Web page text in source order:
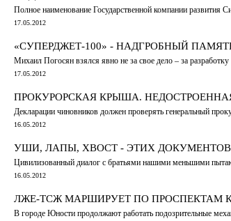
Полное наименование Государственной компании
17.05.2012
«СУПЕРДЖЕТ-100» - НАДГРОБНЫЙ
Михаил Погосян взялся явно не за свое дело – за
17.05.2012
ПРОКУРОРСКАЯ КРЫША.
Декларации чиновников должен проверять генеральный
16.05.2012
УШИ, ЛАПЫ, ХВОСТ - ЭТИХ ДОКУМЕНТОВ
Цивилизованный диалог с братьями нашими меньшими
16.05.2012
ЛЖЕ-ТСЖ МАРШИРУЕТ ПО ПРОСПЕКТАМ
В городе Юности продолжают работать подозрительные